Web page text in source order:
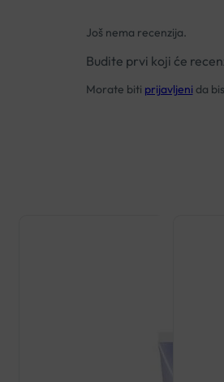
Još nema recenzija.
Budite prvi koji će
Morate biti prijavljeni da